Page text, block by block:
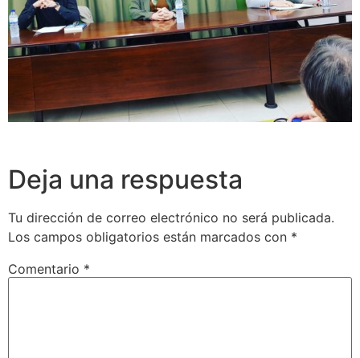
Deja una respuesta
Tu dirección de correo electrónico no será publicada.
Los campos obligatorios están marcados con *
Comentario *